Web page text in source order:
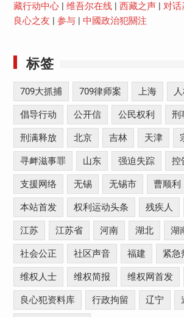
藏行动中心| 维吾尔在线| 西藏之声| 对话
良心之友
参与| 中國政治犯關注
标签
709大抓捕 709律师案 上海
倡导行动 公开信 公民权利 刑
刑满释放 北京 吉林 天津
寻衅滋事罪 山东 强迫失踪 控
支援网络 无锡 无锡市 曹顺利
本站首发 权利运动头条 残疾人
江苏 江苏省 河南 湖北 湖
社会公正 社区声音 福建 紧急
维权人士 维权简报 维权网首发
良心犯资料库 行政拘留 辽宁